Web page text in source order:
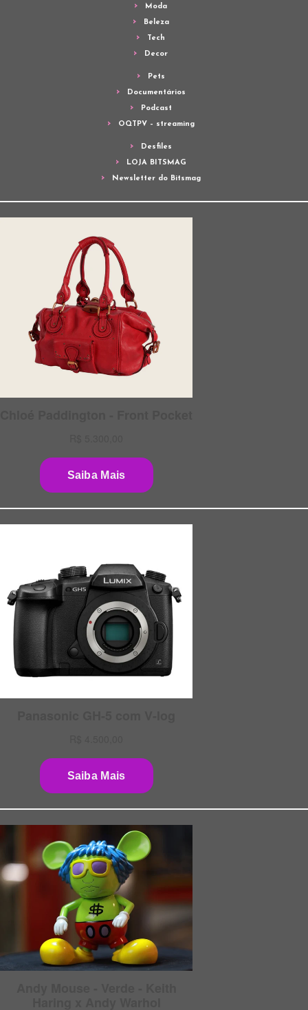
Moda
Beleza
Tech
Decor
Pets
Documentários
Podcast
OQTPV – streaming
Desfiles
LOJA BITSMAG
Newsletter do Bitsmag